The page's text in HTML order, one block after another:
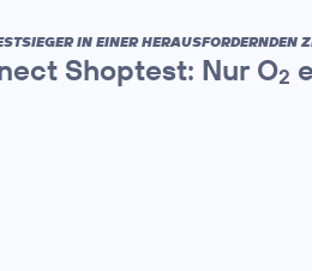
IN EINER HERAUSFORDERNDEN
Shoptest: Nur O2